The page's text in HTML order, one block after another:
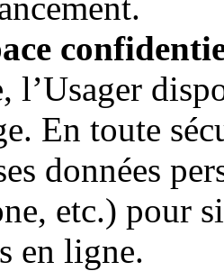
l’Usager
En toute
données
etc.) pour
en ligne.